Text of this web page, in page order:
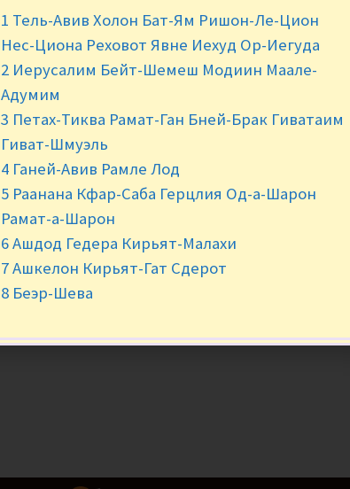
₪16.90 за
В наличии
1 Тель-Авив Холон Бат-Ям Ришон-Ле-Цион
Нес-Циона Реховот Явне Иехуд Ор-Иегуда
2 Иерусалим Бейт-Шемеш Модиин Маале-
Адумим
3 Петах-Тиква Рамат-Ган Бней-Брак Гиватаим
Гиват-Шмуэль
4 Ганей-Авив Рамле Лод
5 Раанана Кфар-Саба Герцлия Од-а-Шарон
Рамат-а-Шарон
6 Ашдод Гедера Кирьят-Малахи
7 Ашкелон Кирьят-Гат Сдерот
8 Беэр-Шева